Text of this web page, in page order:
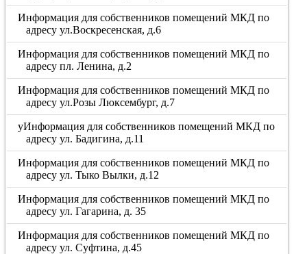
Информация для собственников помещений МКД по
адресу ул.Воскресенская, д.6
Информация для собственников помещений МКД по
адресу пл. Ленина, д.2
Информация для собственников помещений МКД по
адресу ул.Розы Люксембург, д.7
уИнформация для собственников помещений МКД по
адресу ул. Бадигина, д.11
Информация для собственников помещений МКД по
адресу ул. Тыко Вылки, д.12
Информация для собственников помещений МКД по
адресу ул. Гагарина, д. 35
Информация для собственников помещений МКД по
адресу ул. Суфтина, д.45